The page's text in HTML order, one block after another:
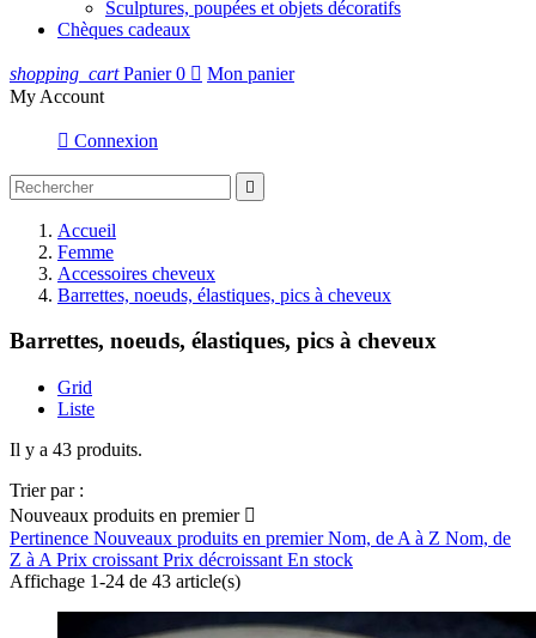
Sculptures, poupées et objets décoratifs
Chèques cadeaux
shopping_cart Panier 0  Mon panier
My Account
 Connexion

Accueil
Femme
Accessoires cheveux
Barrettes, noeuds, élastiques, pics à cheveux
Barrettes, noeuds, élastiques, pics à cheveux
Grid
Liste
Il y a 43 produits.
Trier par :
Nouveaux produits en premier 
Pertinence Nouveaux produits en premierNom, de A à Z Nom, de
Z à A Prix croissant Prix décroissant En stock
Affichage 1-24 de 43 article(s)